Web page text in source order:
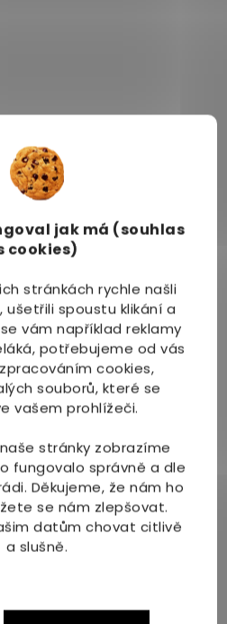
jak má (souhlas
cookies)
stránkách rychle našli
spoustu klikání a
vám například reklamy
potřebujeme od vás
cookies,
souborů, které se
vašem prohlížeči.
stránky zobrazíme
fungovalo správně a dle
Děkujeme, že nám ho
se nám zlepšovat.
datům chovat citlivě
a slušně.